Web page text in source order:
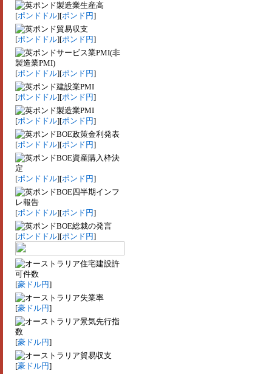
製造業生産高
[ポンドドル][ポンド円]
貿易収支
[ポンドドル][ポンド円]
サービス業PMI(非
製造業PMI)
[ポンドドル][ポンド円]
建設業PMI
[ポンドドル][ポンド円]
製造業PMI
[ポンドドル][ポンド円]
BOE政策金利発表
[ポンドドル][ポンド円]
BOE資産購入枠決
定
[ポンドドル][ポンド円]
BOE四半期インフ
レ報告
[ポンドドル][ポンド円]
BOE総裁の発言
[ポンドドル][ポンド円]
住宅建設許
可件数
[豪ドル円]
失業率
[豪ドル円]
景気先行指
数
[豪ドル円]
貿易収支
[豪ドル円]